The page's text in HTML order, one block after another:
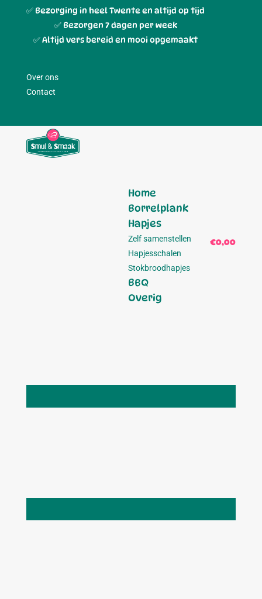
✅ Bezorging in heel Twente en altijd op tijd
✅ Bezorgen 7 dagen per week
✅ Altijd vers bereid en mooi opgemaakt
Over ons
Contact
Home
Borrelplank
Hapjes
Zelf samenstellen
Hapjesschalen
Stokbroodhapjes
BBQ
Overig
€0,00